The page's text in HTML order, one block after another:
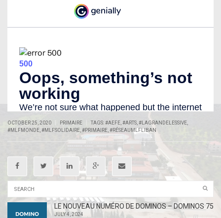
OCTOBER 25, 2020 PRIMAIRE TAGS:#AEFE #ARTS #LAGRANDELESSIVE
#MLFMONDE #MLFSOLIDAIRE #PRIMAIRE #RÉSEAUMLFLIBAN
LE NOUVEAU NUMÉRO DE DOMINOS – DOMINOS 75
JULY 4, 2024